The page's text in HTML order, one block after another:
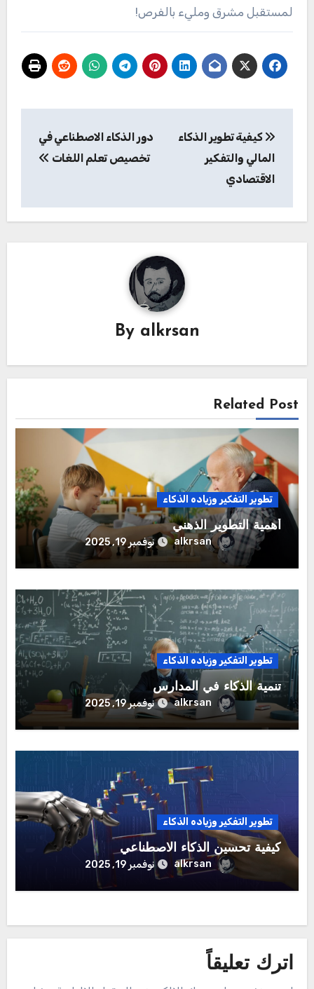
لمستقبل مشرق ومليء بالفرص!
المقالات
كيفية تطوير الذكاء
المالي والتفكير
الاقتصادي
دور الذكاء الاصطناعي في
تخصيص تعلم اللغات
By alkrsan
Related Post
تطوير التفكير وزياده الذكاء
أهمية التطوير الذهني
alkrsan نوفمبر 19, 2025
تطوير التفكير وزياده الذكاء
تنمية الذكاء في المدارس
alkrsan نوفمبر 19, 2025
تطوير التفكير وزياده الذكاء
كيفية تحسين الذكاء الاصطناعي
alkrsan نوفمبر 19, 2025
اترك تعليقاً